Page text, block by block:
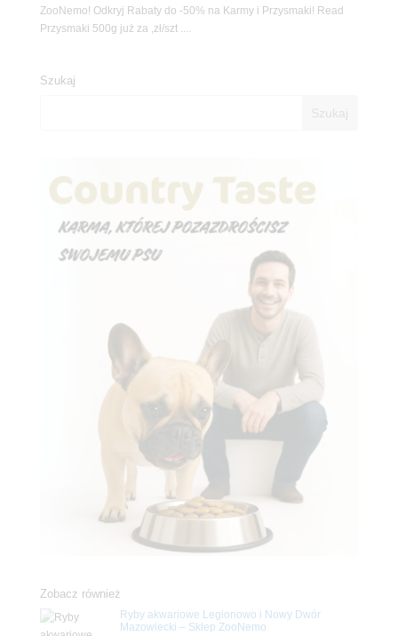
ZooNemo! Odkryj Rabaty do -50% na Karmy i Przysmaki! Read
Przysmaki 500g już za ,zł/szt ....
Szukaj
Zobacz również
Ryby akwariowe Legionowo i Nowy Dwór
Mazowiecki – Sklep ZooNemo